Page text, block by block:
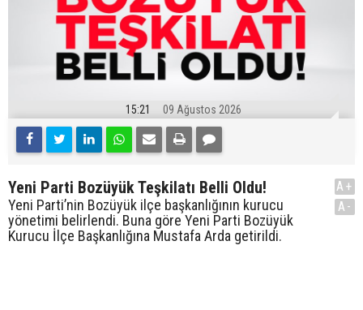
15:21 09 Ağustos 2026
Yeni Parti Bozüyük Teşkilatı Belli Oldu!
Yeni Parti’nin Bozüyük ilçe başkanlığının kurucu
yönetimi belirlendi. Buna göre Yeni Parti Bozüyük
Kurucu İlçe Başkanlığına Mustafa Arda getirildi.
A+
A-